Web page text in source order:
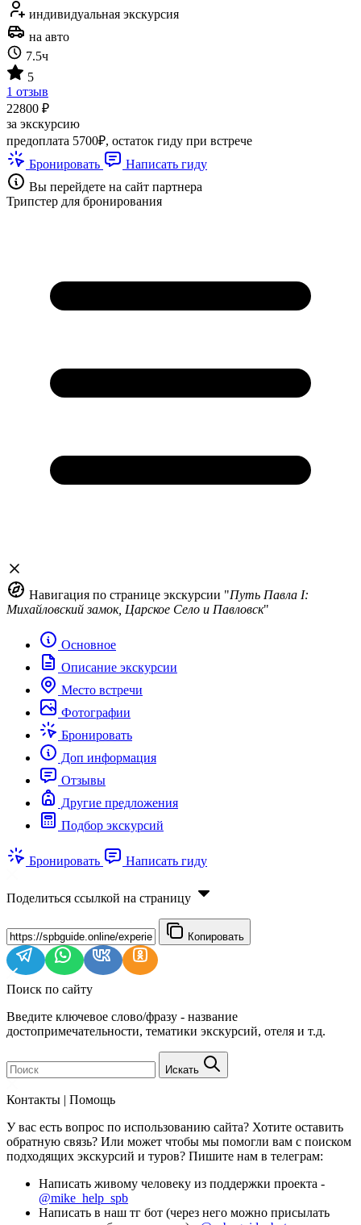
индивидуальная экскурсия
на авто
7.5ч
5
1 отзыв
22800 ₽
за экскурсию
предоплата 5700₽, остаток гиду при встрече
Бронировать
Написать гиду
Вы перейдете на сайт партнера
Трипстер для бронирования
Навигация по странице экскурсии "Путь Павла I:
Михайловский замок, Царское Село и Павловск"
Основное
Описание экскурсии
Место встречи
Фотографии
Бронировать
Доп информация
Отзывы
Другие предложения
Подбор экскурсий
Бронировать Написать гиду
Поделиться ссылкой на страницу
Копировать
Поиск по сайту
Введите ключевое слово/фразу - название
достопримечательности, тематики экскурсий, отеля и т.д.
Искать
Контакты | Помощь
У вас есть вопрос по использованию сайта? Хотите оставить
обратную связь? Или может чтобы мы помогли вам с поиском
подходящих экскурсий и туров? Пишите нам в телеграм:
Написать живому человеку из поддержки проекта -
@mike_help_spb
Написать в наш тг бот (через него можно присылать